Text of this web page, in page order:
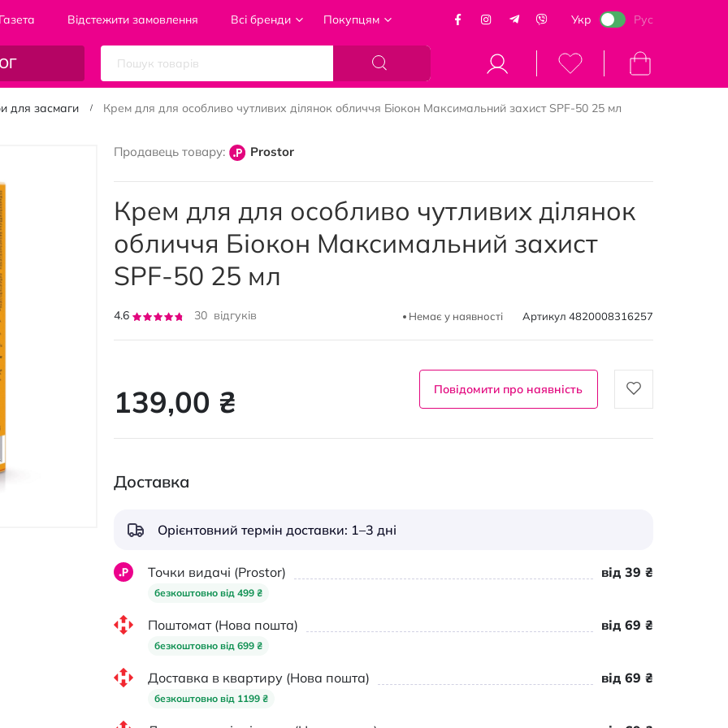
Газета Відстежити замовлення Всі бренди Покупцям Укр Рус
Кошик
для засмаги Крем для для особливо чутливих ділянок обличчя Біокон Максимальний захист SPF-50 25 мл
Продавець товару: Prostor
Крем для для особливо чутливих ділянок
обличчя Біокон Максимальний захист
SPF-50 25 мл
Рейтинг:
4.6
30 відгуків Немає у наявності Артикул 4820008316257
139,00 ₴ Повідомити про наявність
Доставка
Орієнтовний термін доставки: 1–3 дні
Точки видачі (Prostor)
безкоштовно від 499 ₴
від 39 ₴
Поштомат (Нова пошта)
безкоштовно від 699 ₴
від 69 ₴
Доставка в квартиру (Нова пошта)
безкоштовно від 1199 ₴
від 69 ₴